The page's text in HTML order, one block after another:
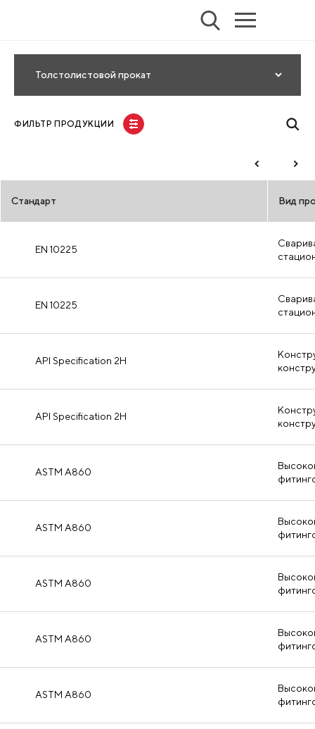
Толстолистовой прокат
ФИЛЬТР ПРОДУКЦИИ
Стандарт Вид
EN 10225
EN 10225
API Specification 2H
API Specification 2H
ASTM A860
ASTM A860
ASTM A860
ASTM A860
ASTM A860